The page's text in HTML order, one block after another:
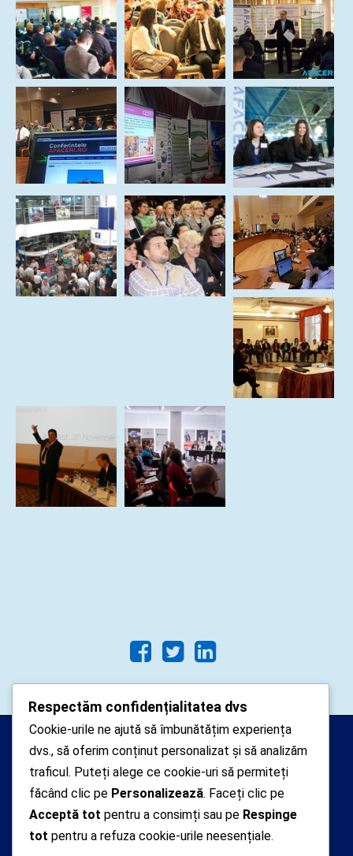
Arhipelago Interactive © 2010-
2024. Toate drepturile rezervate.
Datele cu caracter personal
colectate pe acest site sunt administrate de un
operator
Respectăm confidențialitatea dvs
Cookie-urile ne ajută să îmbunătățim experiența
dvs., să oferim conținut personalizat și să analizăm
traficul. Puteți alege ce cookie-uri să permiteți
făcând clic pe Personalizează. Faceți clic pe
Acceptă tot pentru a consimți sau pe Respinge
tot pentru a refuza cookie-urile neesențiale.